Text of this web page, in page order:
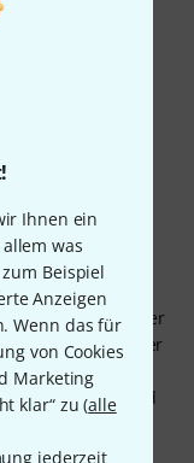
Ihnen ein
was
Beispiel
Anzeigen
Wenn das für
von Cookies
Marketing
klar“ zu (alle
jederzeit
sich nicht so
Spielen mit höherer
nicht mit dem einer
im Mix etwas
ist warm, und
zufrieden mit